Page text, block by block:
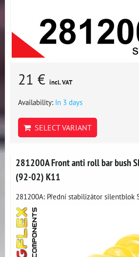
21 € incl. VAT
Availability: In 3 days
SELECT VARIANT
281200A Front anti roll bar bush
(92-02) K11
281200A: Přední stabilizátor silentblok